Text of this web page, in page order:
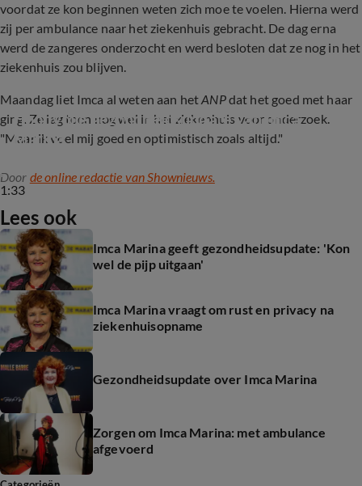
voordat ze kon beginnen weten zich moe te voelen. Hierna werd
zij per ambulance naar het ziekenhuis gebracht. De dag erna
werd de zangeres onderzocht en werd besloten dat ze nog in het
ziekenhuis zou blijven.
Maandag liet Imca al weten aan hetANPdat het goed met haar
ging. Ze lag toen nog wel in het ziekenhuis voor onderzoek.
"Maar ik voel mij goed en optimistisch zoals altijd."
1:33
Hoopvolle gezondheidsupdate van Imca
Marina
Door de online redactie van Shownieuws.
Lees ook
Imca Marina geeft gezondheidsupdate: 'Kon
wel de pijp uitgaan'
Imca Marina vraagt om rust en privacy na
ziekenhuisopname
Gezondheidsupdate over Imca Marina
Zorgen om Imca Marina: met ambulance
afgevoerd